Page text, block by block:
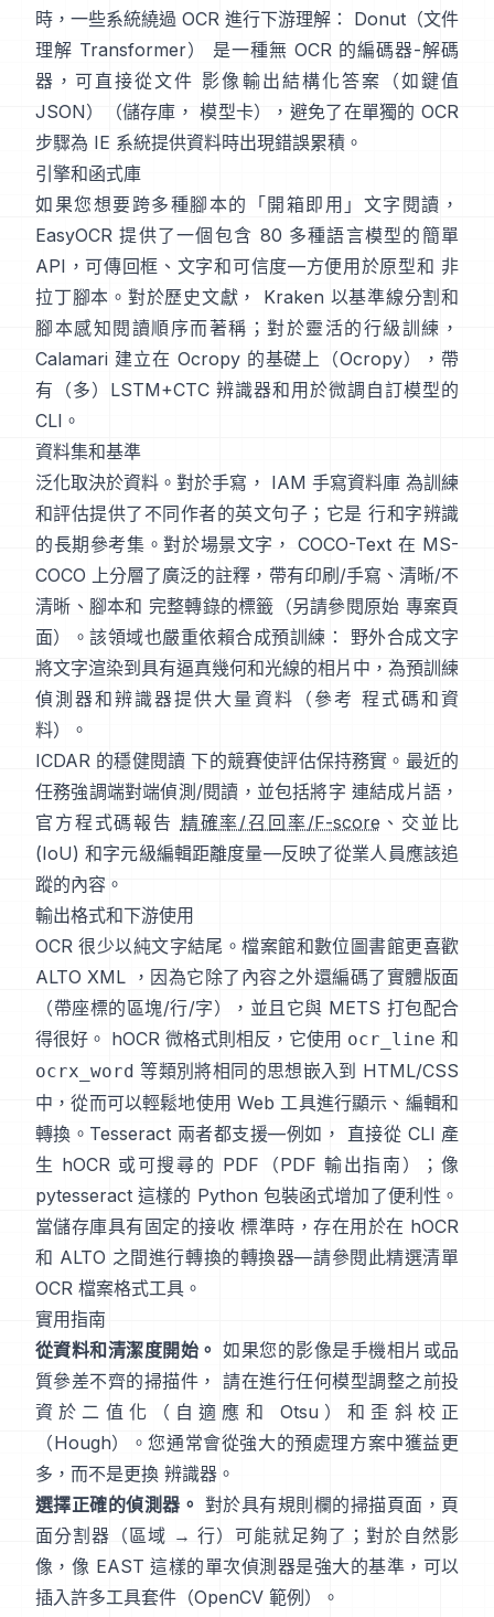
時，一些系統繞過 OCR 進行下游理解：
Donut（文件
理解 Transformer）
是一種無 OCR 的編碼器-解碼
器，可直接從文件 影像輸出結構化答案（如鍵值
JSON）（儲存庫 ， 模型卡），避免了在單獨的 OCR
步驟為 IE 系統提供資料時出現錯誤累積。
引擎和函式庫
如果您想要跨多種腳本的「開箱即用」文字閱讀，
EasyOCR 提供了一個包含 80 多種語言模型的簡單
API，可傳回框、文字和可信度—方便用於原型和 非
拉丁腳本。對於歷史文獻，
Kraken 以基準線分割和
腳本感知閱讀順序而著稱；對於靈活的行級訓練，
Calamari 建立在 Ocropy 的基礎上（Ocropy），帶
有（多）LSTM+CTC 辨識器和用於微調自訂模型的
CLI。
資料集和基準
泛化取決於資料。對於手寫， IAM 手寫資料庫 為訓練
和評估提供了不同作者的英文句子；它是 行和字辨識
的長期參考集。對於場景文字，
COCO-Text 在 MS-
COCO 上分層了廣泛的註釋，帶有印刷/手寫、清晰/不
清晰、腳本和 完整轉錄的標籤（另請參閱原始 專案頁
面）。該領域也嚴重依賴合成預訓練：
野外合成文字
將文字渲染到具有逼真幾何和光線的相片中，為預訓練
偵測器和辨識器提供大量資料（參考 程式碼和資
料）。
ICDAR 的穩健閱讀 下的競賽使評估保持務實。最近的
任務強調端對端偵測/閱讀，並包括將字 連結成片語，
官方程式碼報告 精確率/召回率/F-score 、交並比
(IoU) 和字元級編輯距離度量—反映了從業人員應該追
蹤的內容。
輸出格式和下游使用
OCR 很少以純文字結尾。檔案館和數位圖書館更喜歡
ALTO XML ，因為它除了內容之外還編碼了實體版面
（帶座標的區塊/行/字），並且它與 METS 打包配合
得很好。 hOCR 微格式則相反，它使用 ocr_line 和
ocrx_word 等類別將相同的思想嵌入到 HTML/CSS
中，從而可以輕鬆地使用 Web 工具進行顯示、編輯和
轉換。Tesseract 兩者都支援—例如， 直接從 CLI 產
生 hOCR 或可搜尋的 PDF（PDF 輸出指南 ）；像
pytesseract 這樣的 Python 包裝函式增加了便利性。
當儲存庫具有固定的接收 標準時，存在用於在 hOCR
和 ALTO 之間進行轉換的轉換器—請參閱此精選清單
OCR 檔案格式工具 。
實用指南
從資料和清潔度開始。 如果您的影像是手機相片或品
質參差不齊的掃描件， 請在進行任何模型調整之前投
資於二值化（ 自適應和 Otsu）和歪斜校正
（Hough）。您通常會從強大的預處理方案中獲益更
多，而不是更換 辨識器。
選擇正確的偵測器。 對於具有規則欄的掃描頁面，頁
面分割器（區域 → 行）可能就足夠了；對於自然影
像，像 EAST 這樣的單次偵測器是強大的基準，可以
插入許多工具套件（OpenCV 範例 ）。